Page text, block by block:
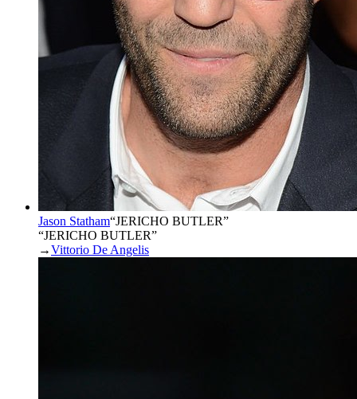
Jason Statham“JERICHO BUTLER”
“JERICHO BUTLER”
→Vittorio De Angelis